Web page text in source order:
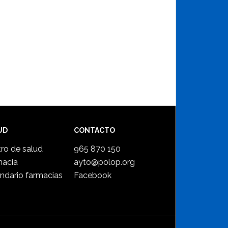
de salud
farmacias
CONTACTO
965 870 150
ayto@polop.org
Facebook